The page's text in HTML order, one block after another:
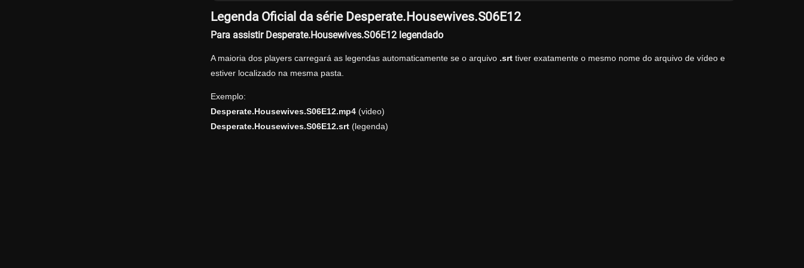
Legenda Oficial da série Desperate.Housewives.S06E12
Para assistir Desperate.Housewives.S06E12 legendado
A maioria dos players carregará as legendas automaticamente se o arquivo .srttiver exatamente o mesmo nome do arquivo de vídeo e
estiver localizado na mesma pasta.
Exemplo:
Desperate.Housewives.S06E12.mp4(video)
Desperate.Housewives.S06E12.srt(legenda)